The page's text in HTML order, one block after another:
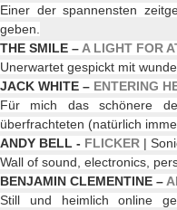
Einer der spannensten
geben.
THE SMILE –A LIGHT FOR
Unerwartet gespickt mit
JACK WHITE – ENTERING
Für mich das schönere
überfrachteten (natürlich
ANDY BELL - FLICKER |
Wall of sound, electronics,
BENJAMIN CLEMENTINE –
Still und heimlich online